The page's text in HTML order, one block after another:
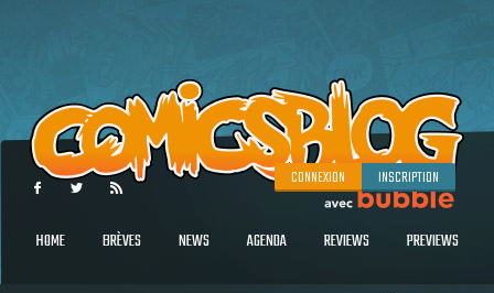
CONNEXION INSCRIPTION
HOME BRÈVES NEWS AGENDA REVIEWS PREVIEWS